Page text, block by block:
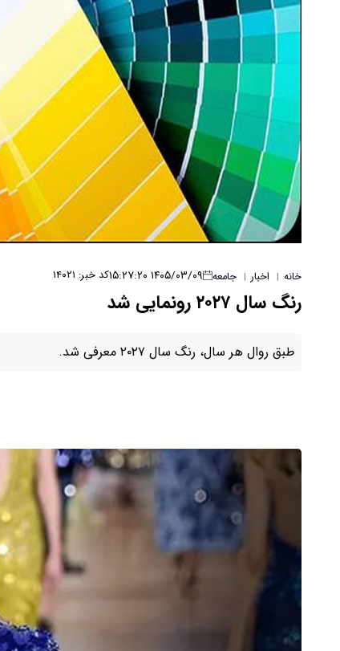
خانه | اخبار | جامعه ۱۴۰۵/۰۳/۰۹ ۱۵:۲۷:۲۰ کد خبر: ۱۴۰۲۱
رنگ سال ۲۰۲۷ رونمایی شد
طبق روال هر سال، رنگ سال ۲۰۲۷ معرفی شد.